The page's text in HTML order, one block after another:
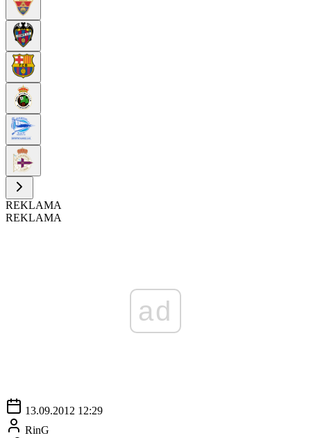
REKLAMA
REKLAMA
ad
13.09.2012 12:29
RinG